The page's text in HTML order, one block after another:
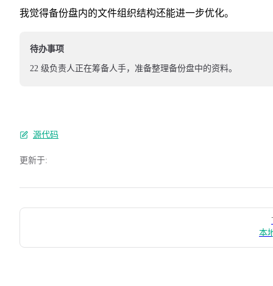
我觉得备份盘内的文件组织结构还能进一步优化。
待办事项
22 级负责人正在筹备人手，准备整理备份盘中的资料。
源代码
更新于:
Pager
本